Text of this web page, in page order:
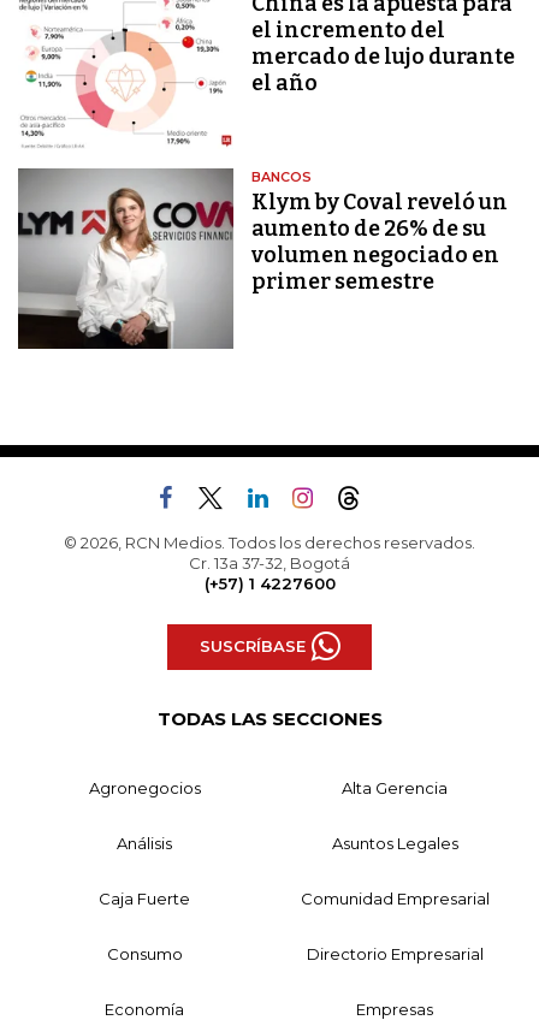
el incremento del
mercado de lujo durante
el año
BANCOS
Klym by Coval reveló un
aumento de 26% de su
volumen negociado en
primer semestre
© 2026, RCN Medios. Todos los derechos reservados.
Cr. 13a 37-32, Bogotá
(+57) 1 4227600
SUSCRÍBASE
TODAS LAS SECCIONES
Agronegocios Alta Gerencia
Análisis Asuntos Legales
Caja Fuerte Comunidad Empresarial
Consumo Directorio Empresarial
Economía Empresas